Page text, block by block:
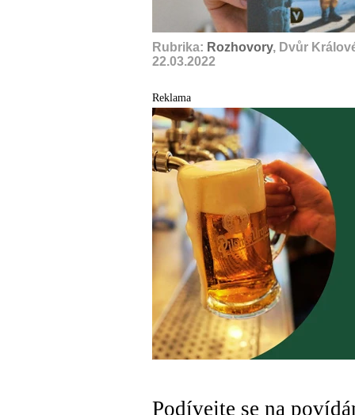
Rubrika: Rozhovory, Dvůr
22.03.2022
Reklama
Podívejte se na